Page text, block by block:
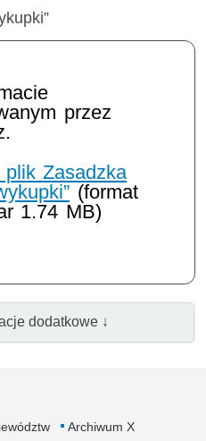
paserstwo
przez
plik Zasadzka
(format
1.74 MB)
dodatkowe ↓
Archiwum X